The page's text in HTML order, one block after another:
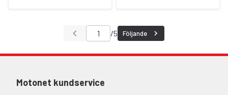
/5 Följande
Motonet kundservice